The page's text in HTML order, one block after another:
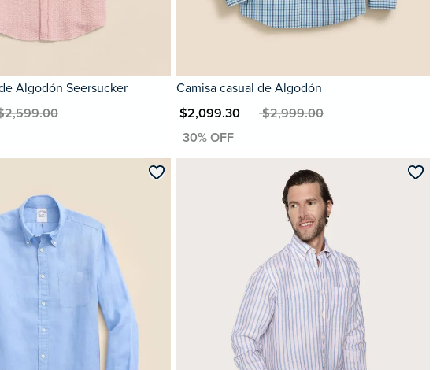
Algodón Seersucker
Camisa casual de Algodón
MXN $2,099.30MXN $2,999.00